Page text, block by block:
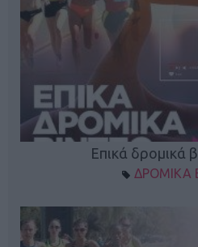
Επικά δρομικά
ΔΡΟΜΙΚΑ